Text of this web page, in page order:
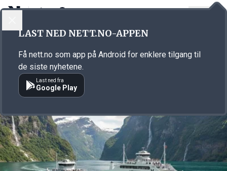
Annonsørinnhold
LAST NED NETT.NO-APPEN
Få nett.no som app på Android for enklere tilgang til
de siste nyhetene.
Last ned fra
Google Play